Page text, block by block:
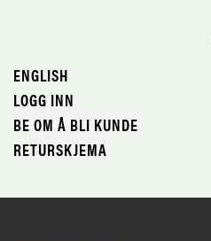
ENGLISH
LOGG INN
BE OM Å BLI KUNDE
RETURSKJEMA